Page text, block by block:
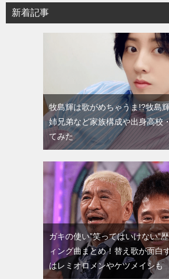
新着記事
牧島輝は歌がめちゃうま!?牧島
姉兄弟など家族構成や出身高校
てみた
ガキの使い”笑ってはいけない”
ィング曲まとめ！替え歌が面白
はレミオロメンやケツメイシも